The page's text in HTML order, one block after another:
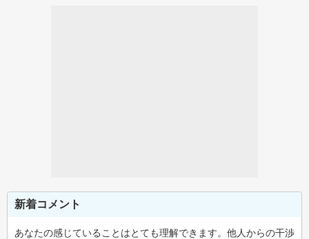
新着コメント
あなたの感じていることはとても理解できます。他人からの干渉